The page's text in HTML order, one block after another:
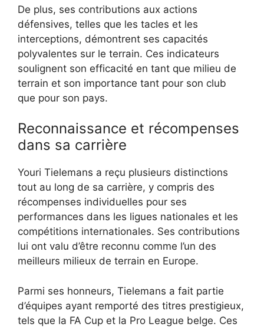
De plus, ses contributions aux actions
défensives, telles que les tacles et les
interceptions, démontrent ses capacités
polyvalentes sur le terrain. Ces indicateurs
soulignent son efficacité en tant que milieu de
terrain et son importance tant pour son club
que pour son pays.
Reconnaissance et récompenses
dans sa carrière
Youri Tielemans a reçu plusieurs distinctions
tout au long de sa carrière, y compris des
récompenses individuelles pour ses
performances dans les ligues nationales et les
compétitions internationales. Ses contributions
lui ont valu d’être reconnu comme l’un des
meilleurs milieux de terrain en Europe.
Parmi ses honneurs, Tielemans a fait partie
d’équipes ayant remporté des titres prestigieux,
tels que la FA Cup et la Pro League belge. Ces